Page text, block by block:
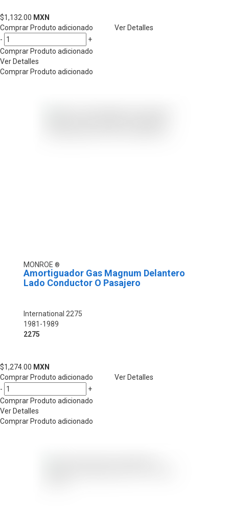
$1,132.00 MXN
Comprar Produto adicionado
Ver Detalles
-
+
Comprar Produto adicionado
Ver Detalles
Comprar Produto adicionado
MONROE
Amortiguador Gas Magnum Delantero
Lado Conductor O Pasajero
International 2275
1981-1989
2275
$1,274.00 MXN
Comprar Produto adicionado
Ver Detalles
-
+
Comprar Produto adicionado
Ver Detalles
Comprar Produto adicionado